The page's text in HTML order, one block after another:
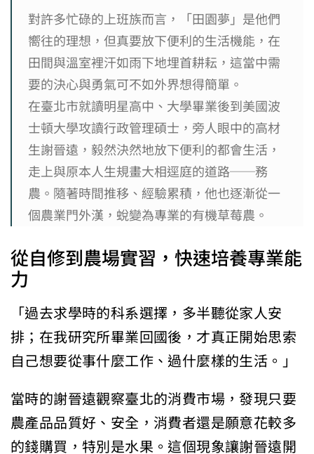
對許多忙碌的上班族而言，「田園夢」是他們
嚮往的理想，但真要放下便利的生活機能，在
田間與溫室裡汗如雨下地埋首耕耘，這當中需
要的決心與勇氣可不如外界想得簡單。
在臺北市就讀明星高中、大學畢業後到美國波
士頓大學攻讀行政管理碩士，旁人眼中的高材
生謝晉遠，毅然決然地放下便利的都會生活，
走上與原本人生規畫大相逕庭的道路──務
農。隨著時間推移、經驗累積，他也逐漸從一
個農業門外漢，蛻變為專業的有機草莓農。
從自修到農場實習，快速培養專業能
力
「過去求學時的科系選擇，多半聽從家人安
排；在我研究所畢業回國後，才真正開始思索
自己想要從事什麼工作、過什麼樣的生活。」
當時的謝晉遠觀察臺北的消費市場，發現只要
農產品品質好、安全，消費者還是願意花較多